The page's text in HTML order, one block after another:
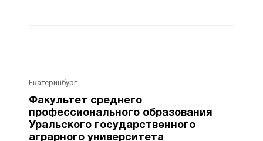
Екатеринбург
Факультет среднего
профессионального образования
Уральского государственного
аграрного университета